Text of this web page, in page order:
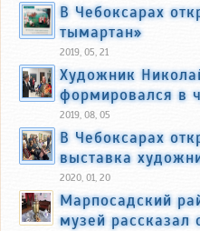
В Чебоксарах
тымартан»
2019, 05, 21
Художник
формировался в
2019, 08, 05
В Чебоксарах
выставка
2020, 01, 20
Марпосадский
музей